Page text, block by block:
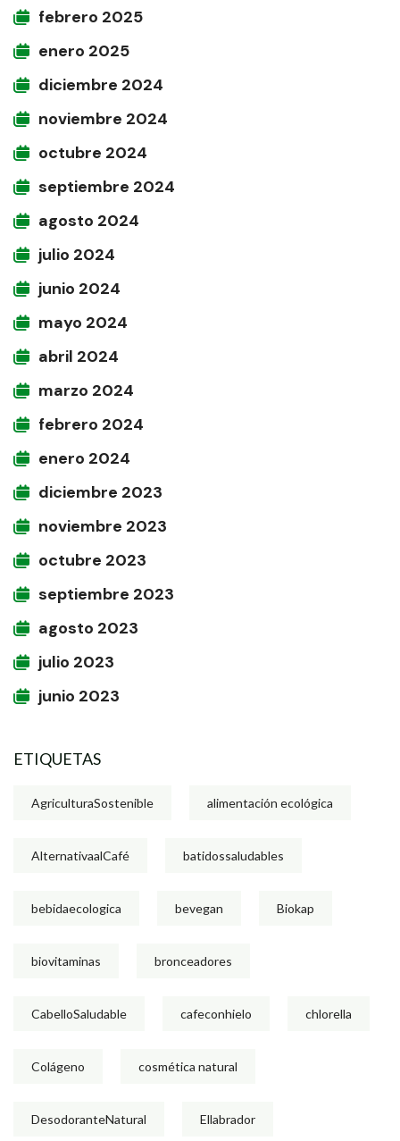
febrero 2025
enero 2025
diciembre 2024
noviembre 2024
octubre 2024
septiembre 2024
agosto 2024
julio 2024
junio 2024
mayo 2024
abril 2024
marzo 2024
febrero 2024
enero 2024
diciembre 2023
noviembre 2023
octubre 2023
septiembre 2023
agosto 2023
julio 2023
junio 2023
ETIQUETAS
AgriculturaSostenible alimentación ecológica
AlternativaalCafé batidossaludables
bebidaecologica bevegan Biokap
biovitaminas bronceadores
CabelloSaludable cafeconhielo chlorella
Colágeno cosmética natural
DesodoranteNatural Ellabrador